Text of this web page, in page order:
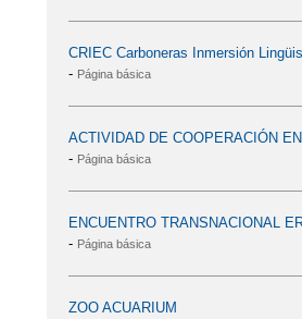
CRIEC Carboneras Inmersión
- Página básica
ACTIVIDAD DE COOPERACIÓN
- Página básica
ENCUENTRO TRANSNACIONAL
- Página básica
ZOO ACUARIUM